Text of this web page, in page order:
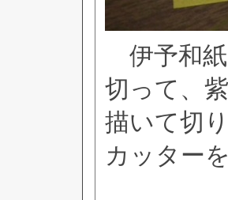
伊予和紙
切って、
描いて切
カッター